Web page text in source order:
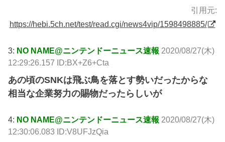
引用元:
https://hebi.5ch.net/test/read.cgi/news4vip/1598498885/
3: NO NAME@ニンテンドーニュース速報 2020/08/27(木)
12:29:26.157 ID:BX+Z6+Cta
あの頃のSNKは飛ぶ鳥を落とす勢いだったからな
相当な企業努力の賜物だったらしいが
4: NO NAME@ニンテンドーニュース速報 2020/08/27(木)
12:30:06.083 ID:V8UFJzQia